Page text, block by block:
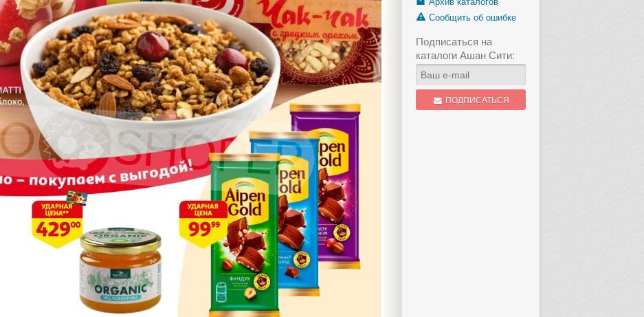
Сообщить об ошибке
Подписаться на
каталоги Ашан Сити:
ПОДПИСАТЬСЯ